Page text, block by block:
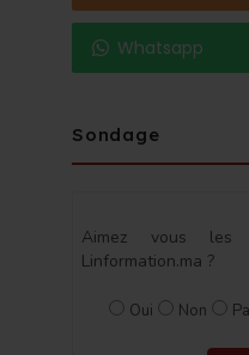
Whatsapp
Sondage
Aimez vous les
Linformation.ma ?
Oui Non